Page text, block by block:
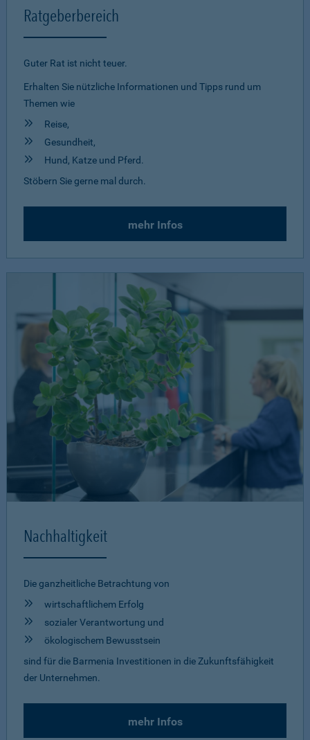
Ratgeberbereich
Guter Rat ist nicht teuer.
Erhalten Sie nützliche Informationen und Tipps rund um
Themen wie
Reise,
Gesundheit,
Hund, Katze und Pferd.
Stöbern Sie gerne mal durch.
mehr Infos
Nachhaltigkeit
Die ganzheitliche Betrachtung von
wirtschaftlichem Erfolg
sozialer Verantwortung und
ökologischem Bewusstsein
sind für die Barmenia Investitionen in die Zukunftsfähigkeit
der Unternehmen.
mehr Infos